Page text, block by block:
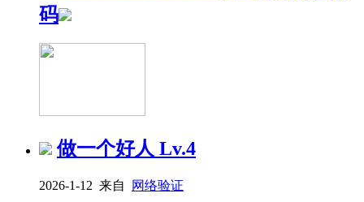
码
做一个好人 Lv.4
2026-1-12 来自 网络验证